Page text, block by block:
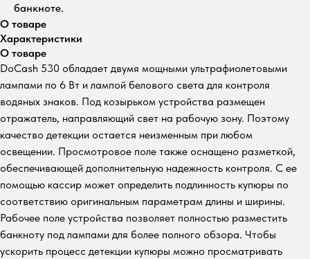
банкноте.
О товаре
Характеристики
О товаре
DoCash 530 обладает двумя мощными ультрафиолетовыми
лампами по 6 Вт и лампой белового света для контроля
водяных знаков. Под козырьком устройства размещен
отражатель, направляющий свет на рабочую зону. Поэтому
качество детекции остается неизменным при любом
освещении. Просмотровое поле также оснащено разметкой,
обеспечивающей дополнительную надежность контроля. С ее
помощью кассир может определить подлинность купюры по
соответствию оригинальным параметрам длины и ширины.
Рабочее поле устройства позволяет полностью разместить
банкноту под лампами для более полного обзора. Чтобы
ускорить процесс детекции купюры можно просматривать